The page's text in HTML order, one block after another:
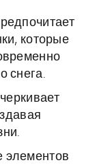
которые
снега.
элементов